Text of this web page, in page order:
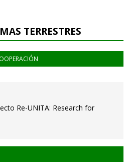
TERRESTRES
Re-UNITA: Research for